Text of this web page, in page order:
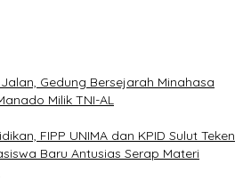
Gedung Bersejarah Minahasa
Milik TNI-AL
FIPP UNIMA dan KPID Sulut Teken
Baru Antusias Serap Materi